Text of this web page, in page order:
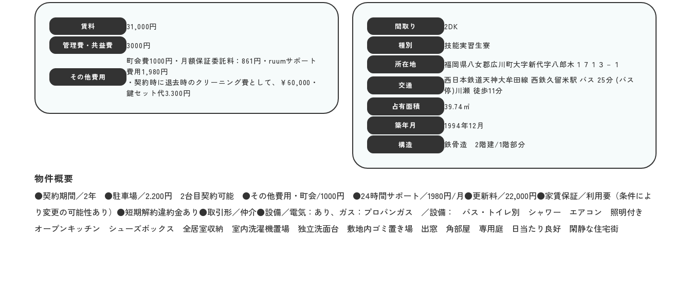
賃料 31,000円
管理費・共益費 3000円
その他費用
町会費1000円・月額保証委託料：861円・ruumサポート
費用1,980円
・契約時に退去時のクリーニング費として、￥60,000・
鍵セット代3.300円
間取り 2DK
種別 技能実習生寮
所在地 福岡県八女郡広川町大字新代字八郎木１７１３－１
交通
西日本鉄道天神大牟田線 西鉄久留米駅 バス 25分 (バス
停)川瀬 徒歩11分
占有面積 39.74 ㎡
築年月 1994年12月
構造 鉄骨造 2階建/1階部分
物件概要
●契約期間／2年 ●駐車場／2.200円 2台目契約可能 ●その他費用・町会/1000円 ●24時間サポート／1980円/月●更新料／22,000円●家賃保証／利用要（条件によ
り変更の可能性あり）●短期解約違約金あり●取引形／仲介●設備／電気：あり、ガス：プロパンガス ／設備： バス・トイレ別 シャワー エアコン 照明付き
オープンキッチン シューズボックス 全居室収納 室内洗濯機置場 独立洗面台 敷地内ゴミ置き場 出窓 角部屋 専用庭 日当たり良好 閑静な住宅街